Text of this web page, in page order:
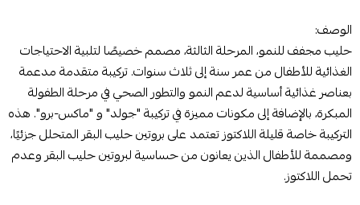
الوصف:
حليب مجفف للنمو، المرحلة الثالثة، مصمم خصيصًا لتلبية الاحتياجات
الغذائية للأطفال من عمر سنة إلى ثلاث سنوات. تركيبة متقدمة مدعمة
بعناصر غذائية أساسية لدعم النمو والتطور الصحي في مرحلة الطفولة
المبكرة، بالإضافة إلى مكونات مميزة في تركيبة "جولد" و "ماكس-برو". هذه
التركيبة خاصة قليلة اللاكتوز تعتمد على بروتين حليب البقر المتحلل جزئيًا،
ومصممة للأطفال الذين يعانون من حساسية لبروتين حليب البقر وعدم
تحمل اللاكتوز.